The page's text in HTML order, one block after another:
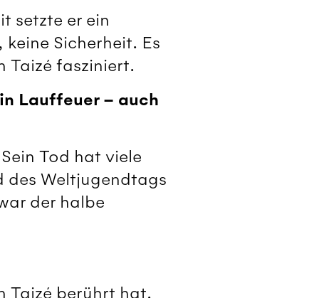
setzte er ein
Sicherheit. Es
Taizé fasziniert.
Lauffeuer – auch
Tod hat viele
des Weltjugendtags
der halbe
Taizé berührt hat.